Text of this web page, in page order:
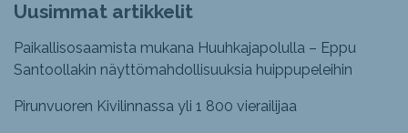
Uusimmat artikkelit
Paikallisosaamista mukana Huuhkajapolulla – Eppu
Santoollakin näyttömahdollisuuksia huippupeleihin
Pirunvuoren Kivilinnassa yli 1 800 vierailijaa